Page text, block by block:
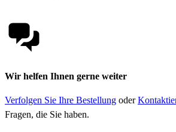
Wir helfen Ihnen gerne weiter
Verfolgen Sie Ihre Bestellung oder
Fragen, die Sie haben.